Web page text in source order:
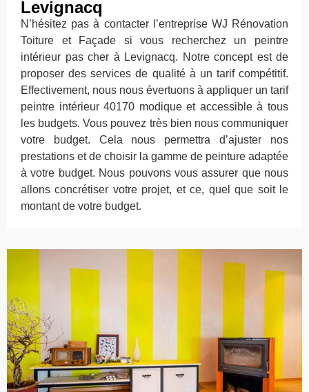
Levignacq
N’hésitez pas à contacter l’entreprise WJ Rénovation
Toiture et Façade si vous recherchez un peintre
intérieur pas cher à Levignacq. Notre concept est de
proposer des services de qualité à un tarif compétitif.
Effectivement, nous nous évertuons à appliquer un tarif
peintre intérieur 40170 modique et accessible à tous
les budgets. Vous pouvez très bien nous communiquer
votre budget. Cela nous permettra d’ajuster nos
prestations et de choisir la gamme de peinture adaptée
à votre budget. Nous pouvons vous assurer que nous
allons concrétiser votre projet, et ce, quel que soit le
montant de votre budget.